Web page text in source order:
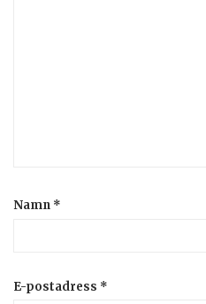
Namn *
E-postadress *